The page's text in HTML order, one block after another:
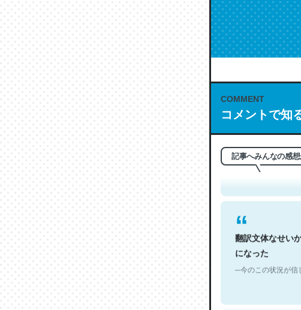
COMMENT
コメントで知
記事へみんなの感
これは名文。彼
もお勧め。自分
─今のこの状況が信
翻訳文体なせい
になった
─今のこの状況が信